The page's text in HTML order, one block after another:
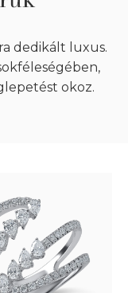
dedikált luxus.
okoz.